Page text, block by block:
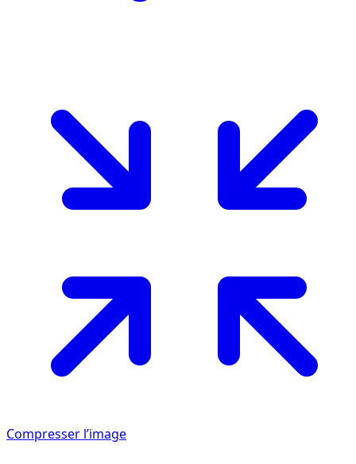
Compresser l’image